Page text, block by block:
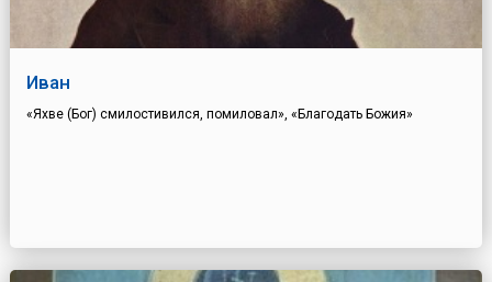
Иван
«Яхве (Бог) смилостивился, помиловал», «Благодать Божия»